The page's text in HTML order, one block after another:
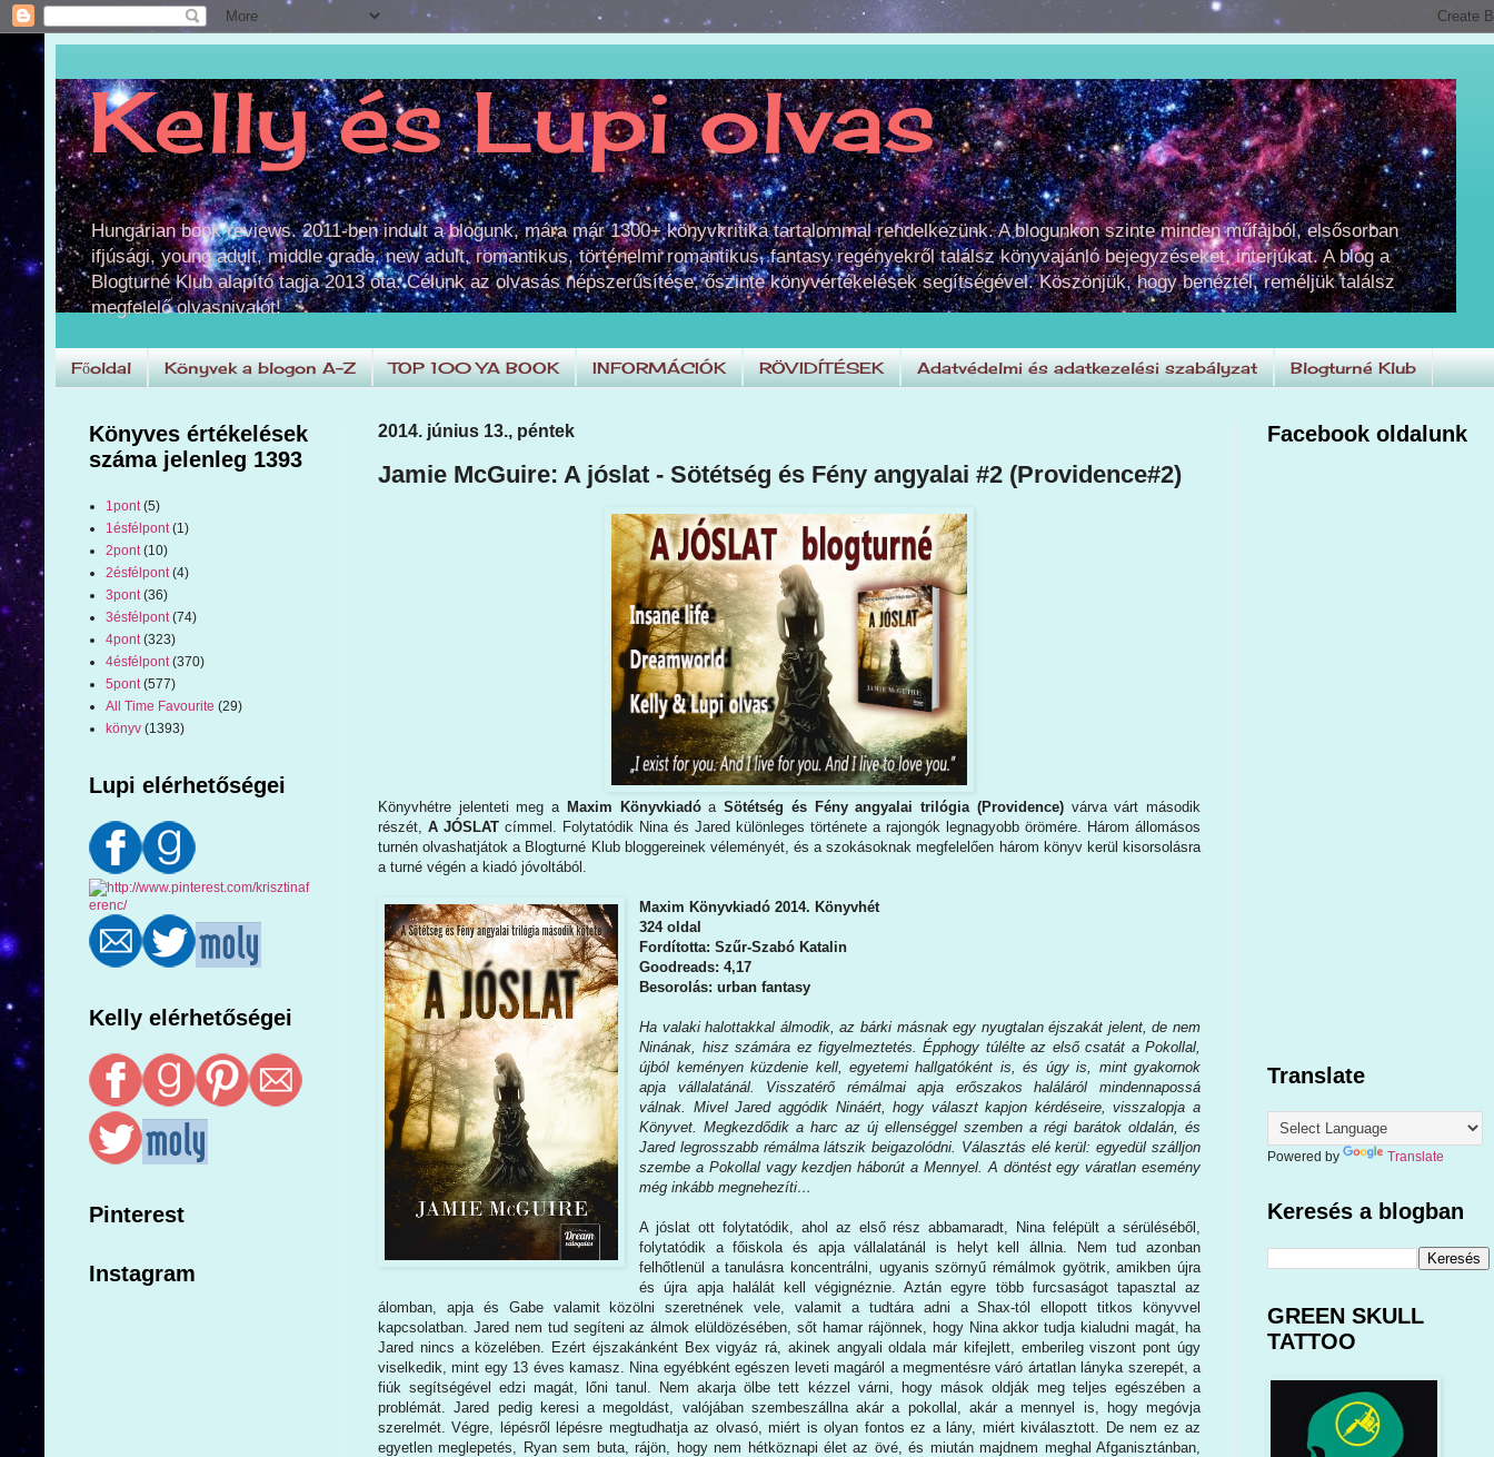
Kelly és Lupi olvas
Hungarian book reviews. 2011-ben indult a blogunk, mára már 1300+ könyvkritika tartalommal rendelkezünk. A blogunkon szinte minden műfajból, elsősorban
ifjúsági, young adult, middle grade, new adult, romantikus, történelmi romantikus, fantasy regényekről találsz könyvajánló bejegyzéseket, interjúkat. A blog a
Blogturné Klub alapító tagja 2013 óta. Célunk az olvasás népszerűsítése, őszinte könyvértékelések segítségével. Köszönjük, hogy benéztél, reméljük találsz
megfelelő olvasnivalót!
Főoldal Könyvek a blogon A-Z TOP 100 YA BOOK INFORMÁCIÓK RÖVIDÍTÉSEK Adatvédelmi és adatkezelési szabályzat Blogturné Klub
2014. június 13., péntek
Jamie McGuire: A jóslat - Sötétség és Fény angyalai #2 (Providence#2)
Könyvhétre jelenteti meg a Maxim KönyvkiadóaSötétség és Fény angyalai trilógia (Providence)várva várt második
részét, A JÓSLAT címmel. Folytatódik Nina és Jared különleges története a rajongók legnagyobb örömére. Három állomásos
turnén olvashatjátok a Blogturné Klub bloggereinek véleményét, és a szokásoknak megfelelően három könyv kerül kisorsolásra
a turné végén a kiadó jóvoltából.
Maxim Könyvkiadó 2014. Könyvhét
324 oldal
Fordította: Szűr-Szabó Katalin
Goodreads: 4,17
Besorolás: urban fantasy
Ha valaki halottakkal álmodik, az bárki másnak egy nyugtalan éjszakát jelent, de nem
Ninának, hisz számára ez figyelmeztetés. Épphogy túlélte az első csatát a Pokollal,
újból keményen küzdenie kell, egyetemi hallgatóként is, és úgy is, mint gyakornok
apja vállalatánál. Visszatérő rémálmai apja erőszakos haláláról mindennapossá
válnak. Mivel Jared aggódik Nináért, hogy választ kapjon kérdéseire, visszalopja a
Könyvet. Megkezdődik a harc az új ellenséggel szemben a régi barátok oldalán, és
Jared legrosszabb rémálma látszik beigazolódni. Választás elé kerül: egyedül szálljon
szembe a Pokollal vagy kezdjen háborút a Mennyel. A döntést egy váratlan esemény
még inkább megnehezíti…
A jóslat ott folytatódik, ahol az első rész abbamaradt, Nina felépült a sérüléséből,
folytatódik a főiskola és apja vállalatánál is helyt kell állnia. Nem tud azonban
felhőtlenül a tanulásra koncentrálni, ugyanis szörnyű rémálmok gyötrik, amikben újra
és újra apja halálát kell végignéznie. Aztán egyre több furcsaságot tapasztal az
álomban, apja és Gabe valamit közölni szeretnének vele, valamit a tudtára adni a Shax-tól ellopott titkos könyvvel
kapcsolatban. Jared nem tud segíteni az álmok elüldözésében, sőt hamar rájönnek, hogy Nina akkor tudja kialudni magát, ha
Jared nincs a közelében. Ezért éjszakánként Bex vigyáz rá, akinek angyali oldala már kifejlett, emberileg viszont pont úgy
viselkedik, mint egy 13 éves kamasz. Nina egyébként egészen leveti magáról a megmentésre váró ártatlan lányka szerepét, a
fiúk segítségével edzi magát, lőni tanul. Nem akarja ölbe tett kézzel várni, hogy mások oldják meg teljes egészében a
problémát. Jared pedig keresi a megoldást, valójában szembeszállna akár a pokollal, akár a mennyel is, hogy megóvja
szerelmét. Végre, lépésről lépésre megtudhatja az olvasó, miért is olyan fontos ez a lány, miért kiválasztott. De nem ez az
egyetlen meglepetés, Ryan sem buta, rájön, hogy nem hétköznapi élet az övé, és miután majdnem meghal Afganisztánban,
Könyves értékelések
száma jelenleg 1393
1pont (5)
1ésfélpont (1)
2pont (10)
2ésfélpont (4)
3pont (36)
3ésfélpont (74)
4pont (323)
4ésfélpont (370)
5pont (577)
All Time Favourite (29)
könyv (1393)
Lupi elérhetőségei
Kelly elérhetőségei
Pinterest
Instagram
Facebook oldalunk
Translate
Powered by Translate
Keresés a blogban
GREEN SKULL
TATTOO